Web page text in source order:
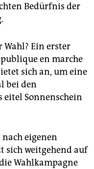
Bedürfnis der
Ein erster
en marche
sich an, um eine
bei den
Sonnenschein
eigenen
sich weitgehend auf
Wahlkampagne